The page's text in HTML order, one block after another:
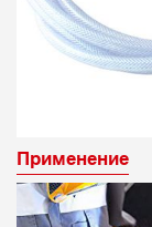
Применение